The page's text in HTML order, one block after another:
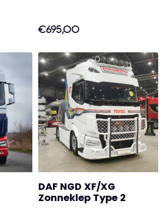
€695,00
DAF NGD XF/XG
Zonneklep Type 2